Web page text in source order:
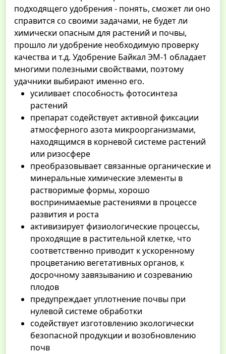
подходящего удобрения - понять, сможет ли оно
справится со своими задачами, не будет ли
химически опасным для растений и почвы,
прошло ли удобрение необходимую проверку
качества и т.д. Удобрение Байкал ЭМ-1 обладает
многими полезными свойствами, поэтому
удачники выбирают именно его.
усиливает способность фотосинтеза
растений
препарат содействует активной фиксации
атмосферного азота микроорганизмами,
находящимся в корневой системе растений
или ризосфере
преобразовывает связанные органические и
минеральные химические элементы в
растворимые формы, хорошо
воспринимаемые растениями в процессе
развития и роста
активизирует физиологические процессы,
проходящие в растительной клетке, что
соответственно приводит к ускоренному
процветанию вегетативных органов, к
досрочному завязыванию и созреванию
плодов
предупреждает уплотнение почвы при
нулевой системе обработки
содействует изготовлению экологически
безопасной продукции и возобновлению
почв